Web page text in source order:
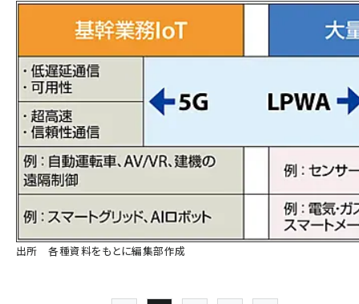
出所 各種資料をもとに編集部作成